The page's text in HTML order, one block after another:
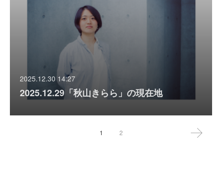
2025.12.30 14:27
2025.12.29「秋山きらら」の現在地
1 2